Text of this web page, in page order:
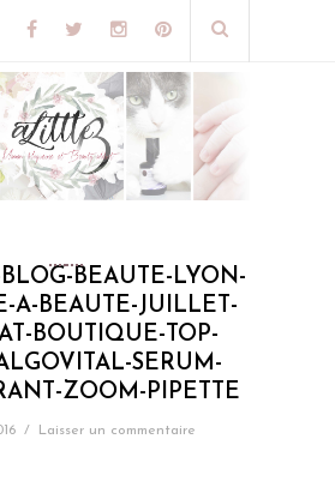
BEAUTE-LYON-
A-BEAUTE-JUILLET-
BOUTIQUE-TOP-
SERUM-
ZOOM-PIPETTE
/ Laisser un commentaire